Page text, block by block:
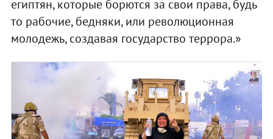
египтян, которые борются за свои права, будь
то рабочие, бедняки, или революционная
молодежь, создавая государство террора.»